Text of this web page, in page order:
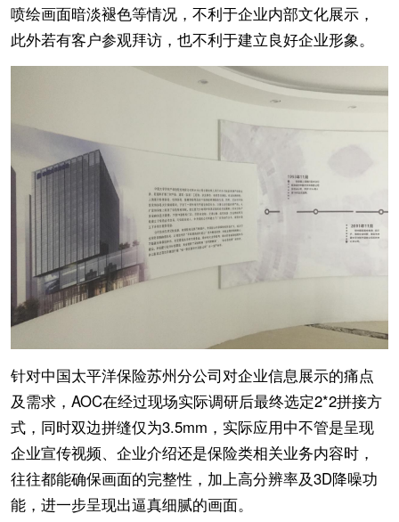
喷绘画面暗淡褪色等情况，不利于企业内部文化展示，
此外若有客户参观拜访，也不利于建立良好企业形象。
针对中国太平洋保险苏州分公司对企业信息展示的痛点
及需求，AOC在经过现场实际调研后最终选定2*2拼接方
式，同时双边拼缝仅为3.5mm，实际应用中不管是呈现
企业宣传视频、企业介绍还是保险类相关业务内容时，
往往都能确保画面的完整性，加上高分辨率及3D降噪功
能，进一步呈现出逼真细腻的画面。